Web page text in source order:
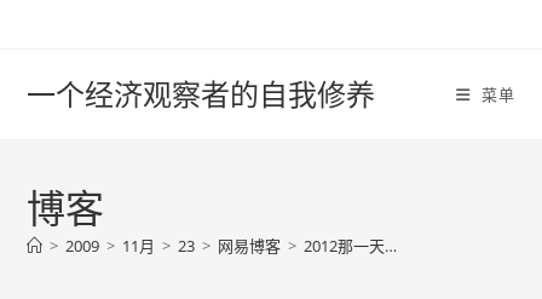
一个经济观察者的自我修养 菜单
博客
> 2009 > 11月 > 23 > 网易博客 > 2012那一天…